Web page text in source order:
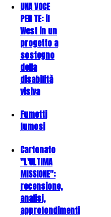
UNA VOCE
PER TE: il
West in un
progetto a
sostegno
della
disabilità
visiva
Fumetti
fumosi
Cartonato
"L'ULTIMA
MISSIONE":
recensione,
analisi,
approfondimenti